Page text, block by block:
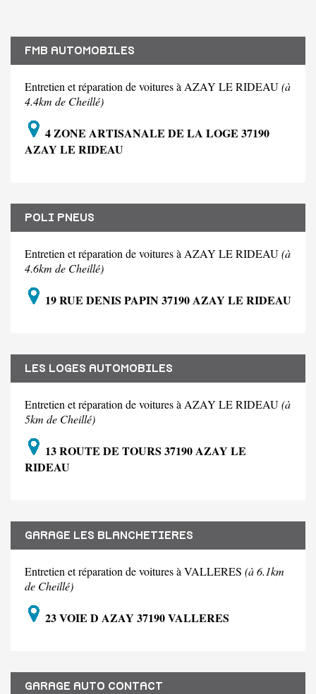
FMB AUTOMOBILES
Entretien et réparation de voitures à AZAY LE RIDEAU(à
4.4km de Cheillé)
4 ZONE ARTISANALE DE LA LOGE 37190
AZAY LE RIDEAU
POLI PNEUS
Entretien et réparation de voitures à AZAY LE RIDEAU(à
4.6km de Cheillé)
19 RUE DENIS PAPIN 37190 AZAY LE RIDEAU
LES LOGES AUTOMOBILES
Entretien et réparation de voitures à AZAY LE RIDEAU(à
5km de Cheillé)
13 ROUTE DE TOURS 37190 AZAY LE
RIDEAU
GARAGE LES BLANCHETIERES
Entretien et réparation de voitures à VALLERES (à 6.1km
de Cheillé)
23 VOIE D AZAY 37190 VALLERES
GARAGE AUTO CONTACT